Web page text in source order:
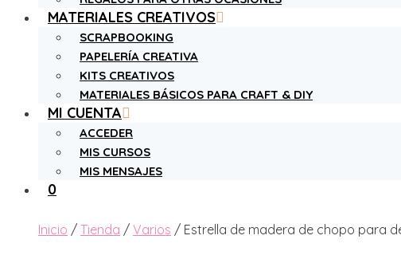
MATERIALES CREATIVOS
SCRAPBOOKING
PAPELERÍA CREATIVA
KITS CREATIVOS
MATERIALES BÁSICOS PARA CRAFT & DIY
MI CUENTA
ACCEDER
MIS CURSOS
MIS MENSAJES
0
Inicio / Tienda / Varios / Estrella de madera de chopo para